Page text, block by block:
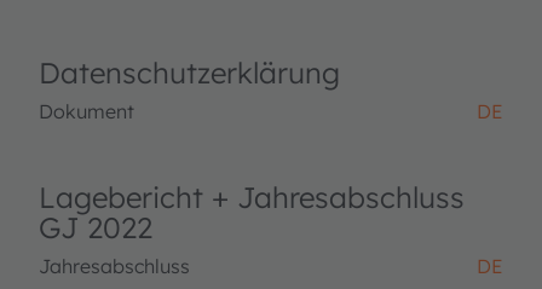
Datenschutzerklärung
Dokument DE
Lagebericht + Jahresabschluss
GJ 2022
Jahresabschluss DE